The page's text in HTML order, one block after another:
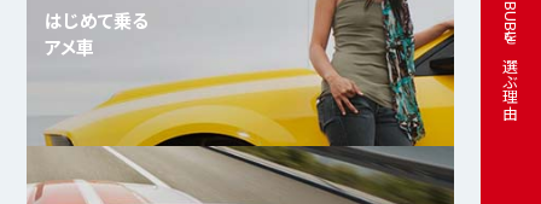
BUBUを選ぶ理由
はじめて乗る
アメ車